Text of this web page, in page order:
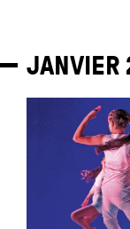
JANVIER